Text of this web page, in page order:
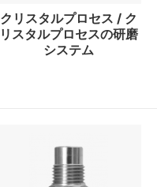
クリスタルプロセス / ク
リスタルプロセスの研磨
システム